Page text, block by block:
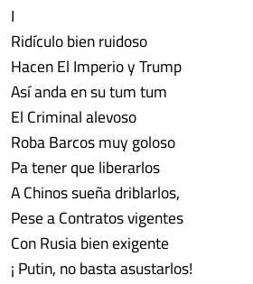
I
Ridículo bien ruidoso
Hacen El Imperio y Trump
Así anda en su tum tum
El Criminal alevoso
Roba Barcos muy goloso
Pa tener que liberarlos
A Chinos sueña driblarlos,
Pese a Contratos vigentes
Con Rusia bien exigente
¡ Putin, no basta asustarlos!